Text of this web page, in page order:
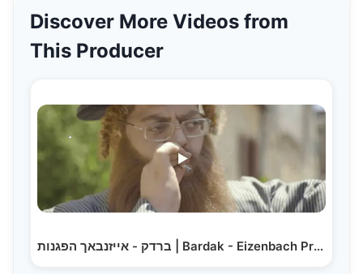
Discover More Videos from
This Producer
ברדק - אייזנבאך הפגנות | Bardak - Eizenbach Protests